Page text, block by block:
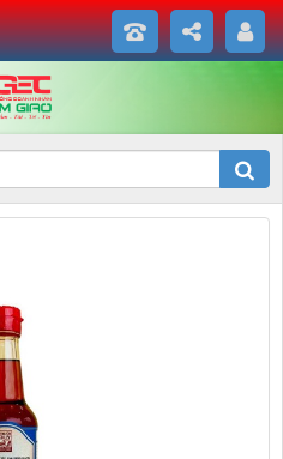
> 25g/l.
tổng: > 55% (giá trị dinh dưỡng của
| Thùng: 12 chai